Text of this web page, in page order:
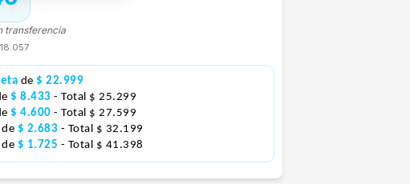
transferencia
de $ 22.999
$ 8.433 - Total $ 25.299
$ 4.600 - Total $ 27.599
de $ 2.683 - Total $ 32.199
de $ 1.725 - Total $ 41.398